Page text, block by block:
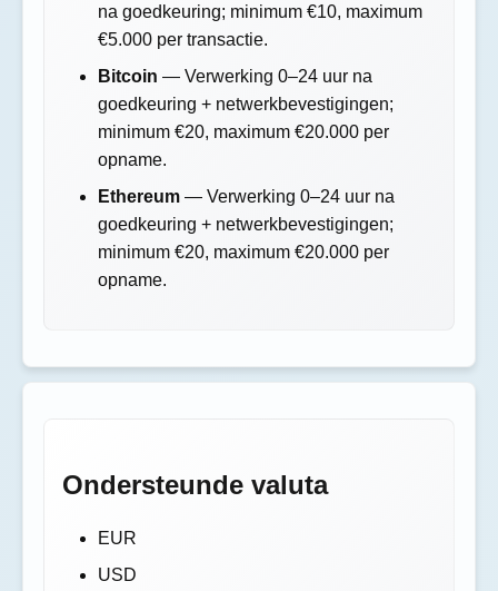
na goedkeuring; minimum €10, maximum
€5.000 per transactie.
Bitcoin — Verwerking 0–24 uur na
goedkeuring + netwerkbevestigingen;
minimum €20, maximum €20.000 per
opname.
Ethereum — Verwerking 0–24 uur na
goedkeuring + netwerkbevestigingen;
minimum €20, maximum €20.000 per
opname.
Ondersteunde valuta
EUR
USD